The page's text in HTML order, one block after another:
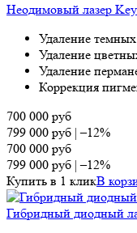
Неодимовый лазер
Удаление
Удаление
Удаление
Коррекция
700 000 руб
799 000 руб |–12%
700 000 руб
799 000 руб |–12%
Купить в 1 кликВ
Гибридный диодный